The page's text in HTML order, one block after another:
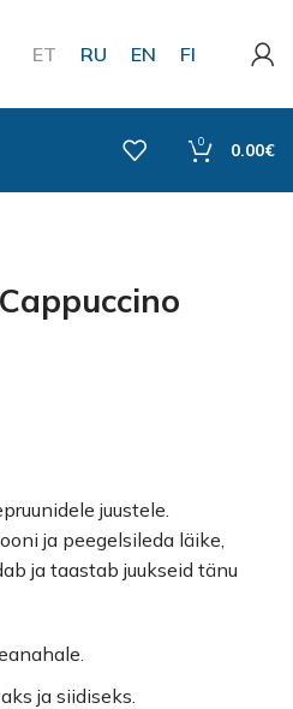
ET RU EN FI
0 0.00€
juustele.
ja peegelsileda läike,
ja taastab juukseid tänu
ja siidiseks.